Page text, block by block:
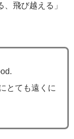
飛び越える」
とても遠くに